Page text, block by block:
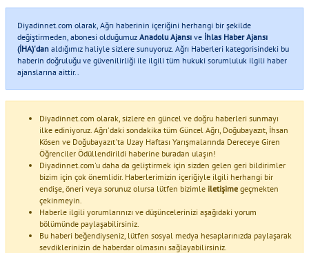
Diyadinnet.com olarak, Ağrı haberinin içeriğini herhangi bir şekilde
değiştirmeden, abonesi olduğumuz Anadolu Ajansı ve İhlas Haber Ajansı
(İHA)'dan aldığımız haliyle sizlere sunuyoruz. Ağrı Haberleri kategorisindeki bu
haberin doğruluğu ve güvenilirliği ile ilgili tüm hukuki sorumluluk ilgili haber
ajanslarına aittir..
Diyadinnet.com olarak, sizlere en güncel ve doğru haberleri sunmayı
ilke ediniyoruz. Ağrı'daki sondakika tüm Güncel Ağrı, Doğubayazıt, İhsan
Kösen ve Doğubayazıt'ta Uzay Haftası Yarışmalarında Dereceye Giren
Öğrenciler Ödüllendirildi haberine buradan ulaşın!
Diyadinnet.com'u daha da geliştirmek için sizden gelen geri bildirimler
bizim için çok önemlidir. Haberlerimizin içeriğiyle ilgili herhangi bir
endişe, öneri veya sorunuz olursa lütfen bizimle iletişime geçmekten
çekinmeyin.
Haberle ilgili yorumlarınızı ve düşüncelerinizi aşağıdaki yorum
bölümünde paylaşabilirsiniz.
Bu haberi beğendiyseniz, lütfen sosyal medya hesaplarınızda paylaşarak
sevdiklerinizin de haberdar olmasını sağlayabilirsiniz.